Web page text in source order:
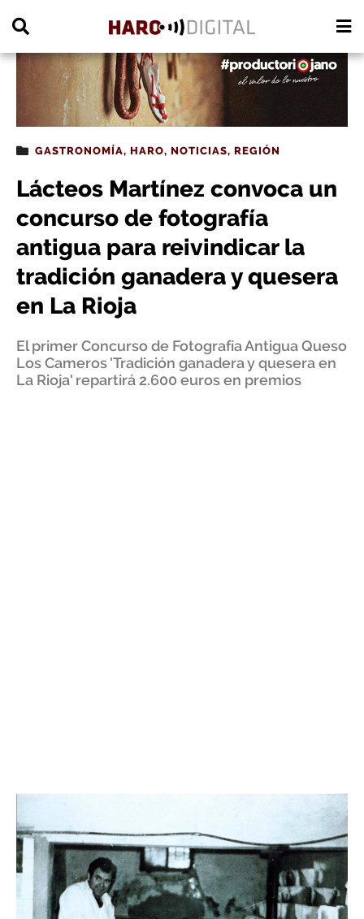
GASTRONOMÍA, HARO, NOTICIAS, REGIÓN
Lácteos Martínez convoca un
concurso de fotografía
antigua para reivindicar la
tradición ganadera y quesera
en La Rioja
El primer Concurso de Fotografía Antigua Queso
Los Cameros 'Tradición ganadera y quesera en
La Rioja' repartirá 2.600 euros en premios